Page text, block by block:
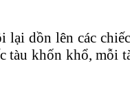
dồn lên các
tàu khốn khổ, mỗi